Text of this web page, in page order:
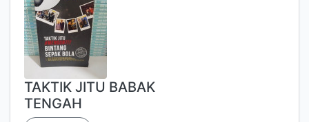
TAKTIK JITU BABAK
TENGAH